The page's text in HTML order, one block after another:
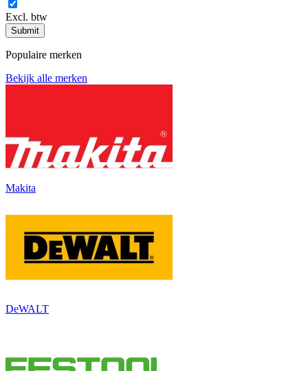
Excl. btw
Submit
Populaire merken
Bekijk alle merken
Makita
DeWALT